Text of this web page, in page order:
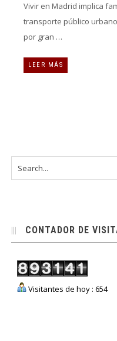
Vivir en Madrid implica
transporte público
por gran …
LEER MÁS
CONTADOR DE
Visitantes de hoy : 654